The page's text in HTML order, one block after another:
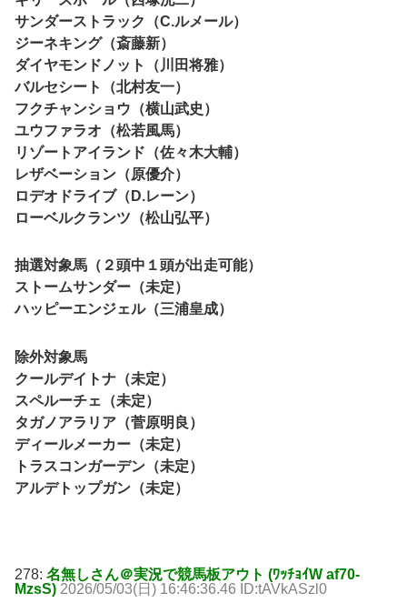
サンダーストラック（C.ルメール）
ジーネキング（斎藤新）
ダイヤモンドノット（川田将雅）
バルセシート（北村友一）
フクチャンショウ（横山武史）
ユウファラオ（松若風馬）
リゾートアイランド（佐々木大輔）
レザベーション（原優介）
ロデオドライブ（D.レーン）
ローベルクランツ（松山弘平）
抽選対象馬（２頭中１頭が出走可能）
ストームサンダー（未定）
ハッピーエンジェル（三浦皇成）
除外対象馬
クールデイトナ（未定）
スペルーチェ（未定）
タガノアラリア（菅原明良）
ディールメーカー（未定）
トラスコンガーデン（未定）
アルデトップガン（未定）
278: 名無しさん＠実況で競馬板アウト (ﾜｯﾁｮｲW af70-
MzsS) 2026/05/03(日) 16:46:36.46 ID:tAVkASzl0